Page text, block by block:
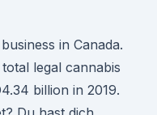
in Canada.
legal cannabis
billion in 2019.